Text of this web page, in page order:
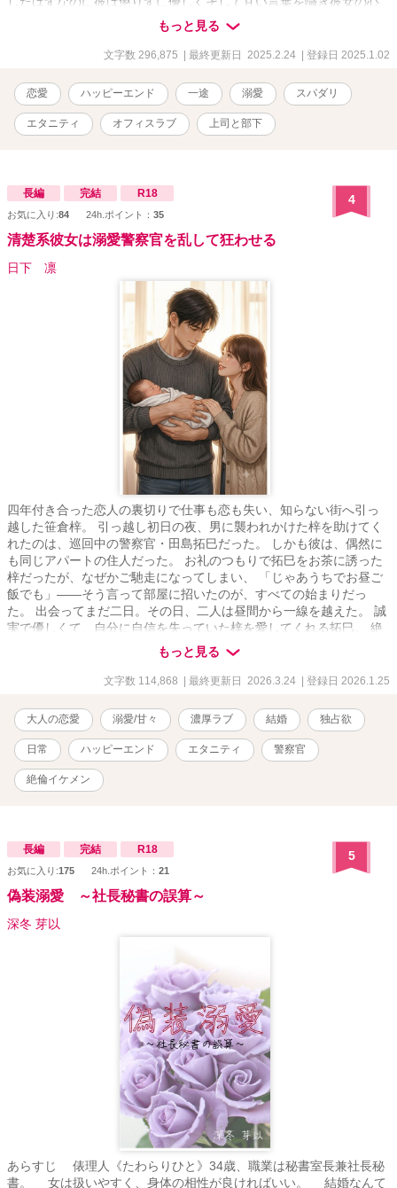
を乱していく。 そんな彼となぜか職場でも上司と部下の関係となっ
てしまい、ますます理玖からの溺愛&嫉妬が止まらない。 振られた
はずの理玖が構わず陽葵に愛を囁き寵愛を向けるその訳は───。 百
ニア × 四ノ宮理玖（しのみやりく） 28歳 株式会社
forefront エンジニアチーフ ※表紙はニジジャーニーで制作してお
ります ※職業、仕事など詳しくないので温かい目でみていただきた
いです
もっと見る
文字数 296,875 | 最終更新日 2025.2.24 | 登録日 2025.1.02
恋愛 ハッピーエンド 一途 溺愛 スパダリ
エタニティ オフィスラブ 上司と部下
長編 完結 R18
お気に入り:84 24h.ポイント： 35
4
清楚系彼女は溺愛警察官を乱して狂わせる
日下 凛
四年付き合った恋人の裏切りで仕事も恋も失い、知らない街へ引っ
越した笹倉梓。 引っ越し初日の夜、男に襲われかけた梓を助けてく
れたのは、巡回中の警察官・田島拓巳だった。 しかも彼は、偶然に
も同じアパートの住人だった。 お礼のつもりで拓巳をお茶に誘った
梓だったが、なぜかご馳走になってしまい、 「じゃあうちでお昼ご
飯でも」――そう言って部屋に招いたのが、すべての始まりだっ
た。 出会ってまだ二日。その日、二人は昼間から一線を越えた。 誠
実で優しくて、自分に自信を失っていた梓を愛してくれる拓巳。 絶
倫気味な拓巳に愛されるうち、梓も自分の欲望に目覚めていく。 気
づけば週の半分以上を一緒に過ごし、 いつの間にか、拓巳のいない
生活には戻れなくなっていた。 これは、身体から始まった関係が、
て結婚へと続いていく話。 ――大人の溺愛生活恋愛。 ムーンライト
ノベルズにも改稿しながら投稿しています。 そちらのほうは、R18
濃度高めにしていく予定です。 【R18表現が入る回には※表記があ
ります】 表紙画像は作者自作のAI画像です。
もっと見る
文字数 114,868 | 最終更新日 2026.3.24 | 登録日 2026.1.25
大人の恋愛 溺愛/甘々 濃厚ラブ 結婚 独占欲
日常 ハッピーエンド エタニティ 警察官
絶倫イケメン
長編 完結 R18
お気に入り:175 24h.ポイント： 21
5
偽装溺愛 ～社長秘書の誤算～
深冬 芽以
あらすじ 俵理人《たわらりひと》34歳、職業は秘書室長兼社長秘
書。 女は扱いやすく、身体の相性が良ければいい。 結婚なんて